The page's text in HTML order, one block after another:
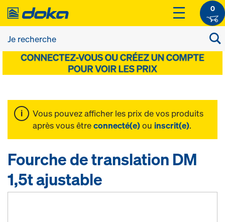
0
Vous pouvez afficher les prix de vos produits
après vous êtreconnecté(e)ou inscrit(e).
Fourche de translation DM
1,5t ajustable